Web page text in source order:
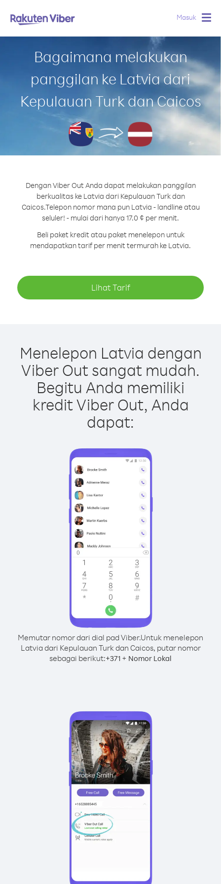
Masuk
Bagaimana melakukan
panggilan ke Latvia dari
Kepulauan Turk dan Caicos
Dengan Viber Out Anda dapat melakukan panggilan
berkualitas ke Latvia dari Kepulauan Turk dan
Caicos.Telepon nomor mana pun Latvia - landline atau
seluler! - mulai dari hanya 17.0 ¢ per menit.
Beli paket kredit atau paket menelepon untuk
mendapatkan tarif per menit termurah ke Latvia.
Lihat Tarif
Menelepon Latvia dengan
Viber Out sangat mudah.
Begitu Anda memiliki
kredit Viber Out, Anda
dapat:
Memutar nomor dari dial pad Viber.Untuk menelepon
Latvia dari Kepulauan Turk dan Caicos, putar nomor
sebagai berikut:+371 + Nomor Lokal